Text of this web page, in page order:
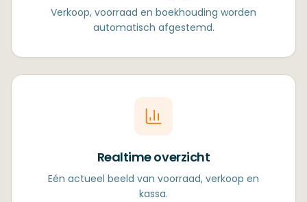
Verkoop, voorraad en boekhouding worden
automatisch afgestemd.
Realtime overzicht
Eén actueel beeld van voorraad, verkoop en
kassa.